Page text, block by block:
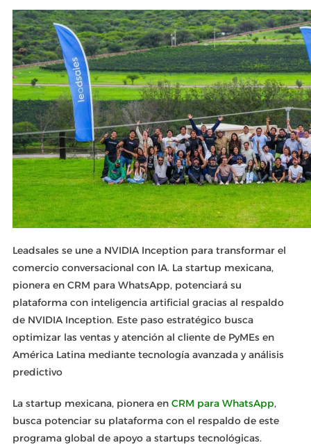
Leadsales se une a NVIDIA Inception para transformar el
comercio conversacional con IA. La startup mexicana,
pionera en CRM para WhatsApp, potenciará su
plataforma con inteligencia artificial gracias al respaldo
de NVIDIA Inception. Este paso estratégico busca
optimizar las ventas y atención al cliente de PyMEs en
América Latina mediante tecnología avanzada y análisis
predictivo
La startup mexicana, pionera en CRM para WhatsApp,
busca potenciar su plataforma con el respaldo de este
programa global de apoyo a startups tecnológicas.